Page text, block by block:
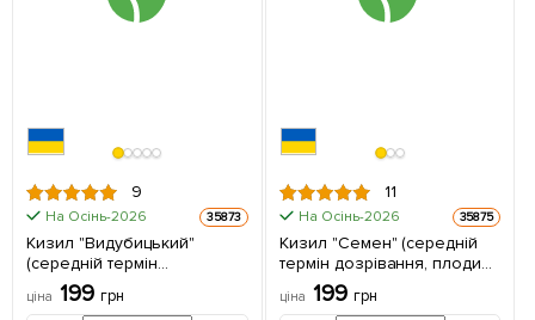
9
На Осінь-2026 35873
Кизил "Видубицький"
(середній термін
дозрівання, великоплідний
сорт) 1 саджанець в
ціна 199 грн
11
На Осінь-2026 35875
Кизил "Семен" (середній
термін дозрівання, плоди
не осипаються) 1
саджанець в упаковці
ціна 199 грн